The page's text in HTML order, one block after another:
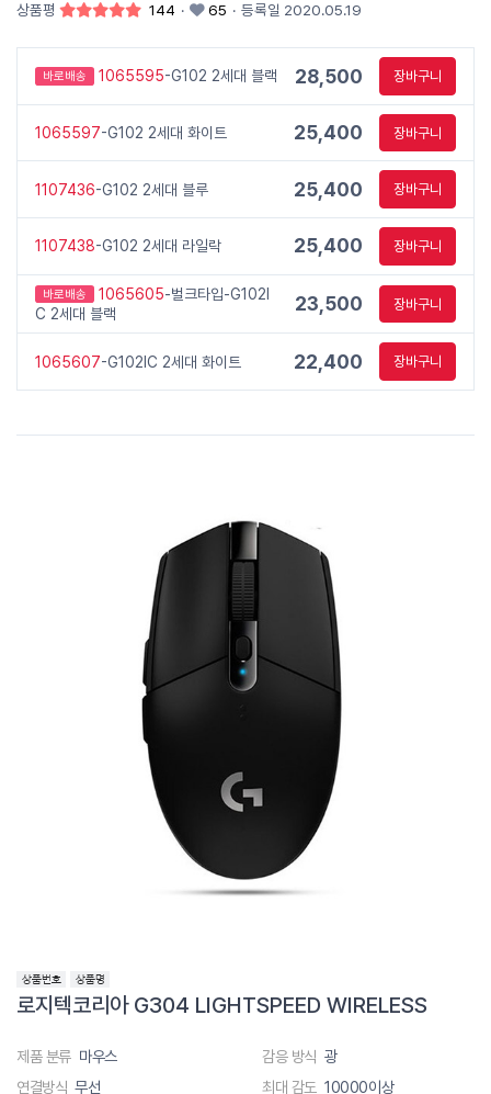
상품평 144 · 65 · 등록일 2020.05.19
바로배송 1065595-G102 2세대 블랙 28,500 장바구니
1065597-G102 2세대 화이트 25,400 장바구니
1107436-G102 2세대 블루 25,400 장바구니
1107438-G102 2세대 라일락 25,400 장바구니
바로배송 1065605-벌크타입-G102I
C 2세대 블랙
23,500 장바구니
1065607-G102IC 2세대 화이트 22,400 장바구니
로지텍코리아 G304 LIGHTSPEED WIRELESS
제품 분류 마우스 감응 방식 광
연결방식 무선 최대 감도 10000이상